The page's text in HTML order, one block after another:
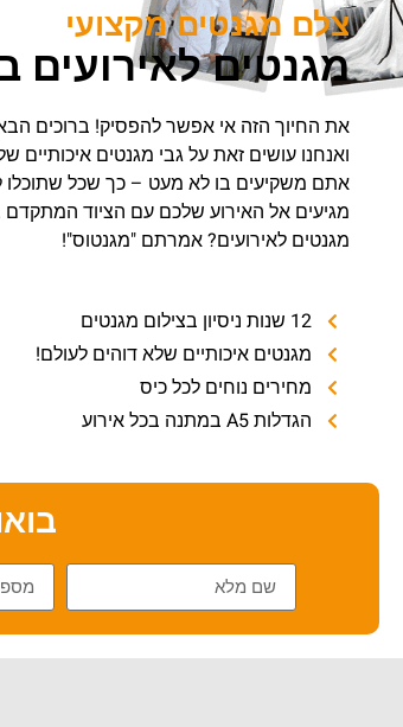
צלם מגנטים מקצועי
מגנטים לאירועים
את החיוך הזה אי אפשר להפסיק! ברוכים
ואנחנו עושים זאת על גבי מגנטים
אתם משקיעים בו לא מעט – כך שכל
מגיעים אל האירוע שלכם עם הציוד
מגנטים לאירועים? אמרתם "מגנטוס"!
12 שנות ניסיון בצילום מגנטים
מגנטים איכותיים שלא דוהים לעולם!
מחירים נוחים לכל כיס
הגדלות A5 במתנה בכל אירוע